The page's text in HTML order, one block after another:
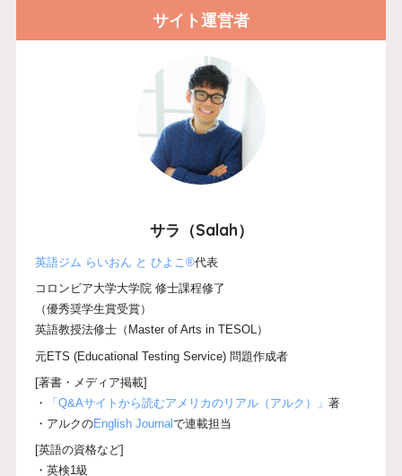
サイト運営者
サラ（Salah）
英語ジム らいおん と ひよこ®代表
コロンビア大学大学院 修士課程修了
（優秀奨学生賞受賞）
英語教授法修士（Master of Arts in TESOL）
元ETS (Educational Testing Service) 問題作成者
[著書・メディア掲載]
・
「Q&Aサイトから読むアメリカのリアル（アルク）」著
・アルクのEnglish Journalで連載担当
[英語の資格など]
・英検1級